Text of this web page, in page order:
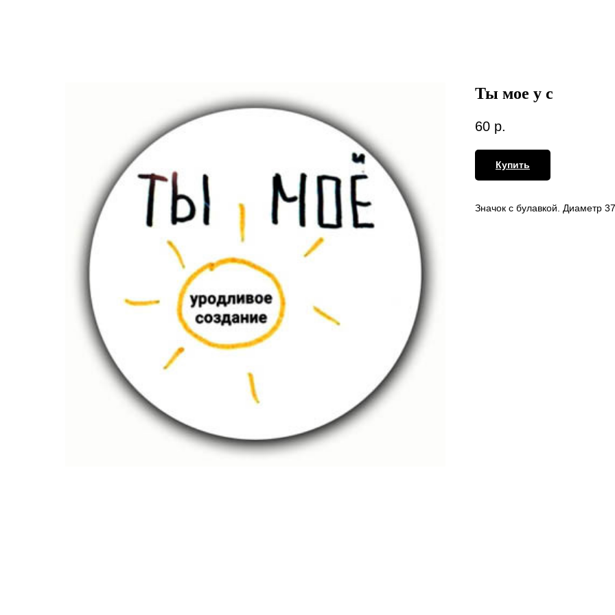
Ты мое у с
60 р.
Купить
Значок с булавкой. Диаметр